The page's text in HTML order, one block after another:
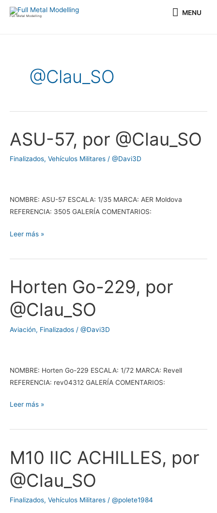
Full Metal Modelling MENU
MENU
@Clau_SO
ASU-57, por @Clau_SO
Finalizados, Vehículos Militares / @Davi3D
NOMBRE: ASU-57 ESCALA: 1/35 MARCA: AER Moldova
REFERENCIA: 3505 GALERÍA COMENTARIOS:
ASU-
57,
por
Leer más »
Horten Go-229, por
@Clau_SO
Aviación, Finalizados / @Davi3D
NOMBRE: Horten Go-229 ESCALA: 1/72 MARCA: Revell
REFERENCIA: rev04312 GALERÍA COMENTARIOS:
Horten
Go-
229,
por
@Clau_SO
Leer más »
M10 IIC ACHILLES, por
@Clau_SO
Finalizados, Vehículos Militares / @polete1984
M10
IIC
ACHILLES,
por
@Clau_SO